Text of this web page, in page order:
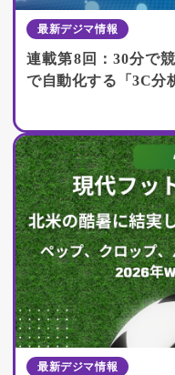
最新デジマ情報
連載第8回：30分で
で自動化する「3C分
最新デジマ情報